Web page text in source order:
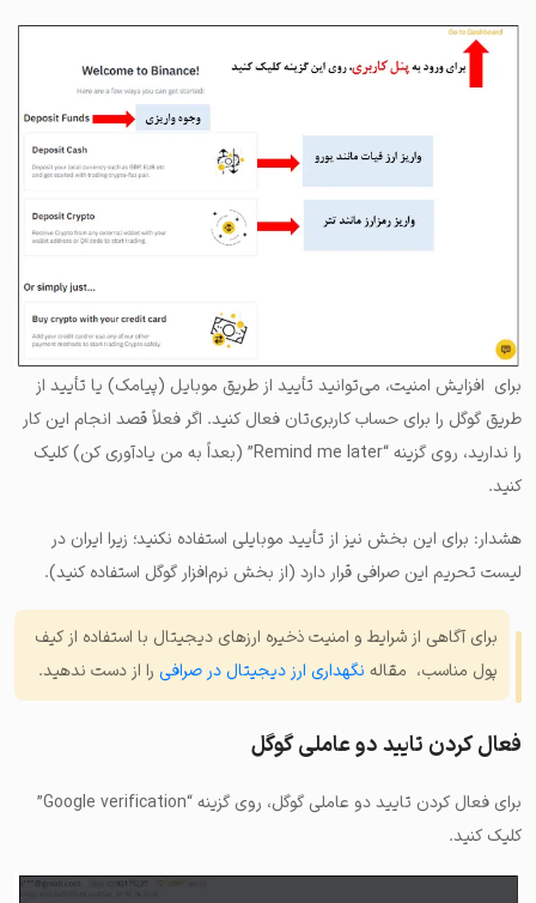
برای افزایش امنیت، می‌توانید تأیید از طریق موبایل (پیامک) یا تأیید از
طریق گوگل را برای حساب کاربری‌تان فعال کنید. اگر فعلاً قصد انجام این کار
را ندارید، روی گزینه “Remind me later” (بعداً به من یادآوری کن) کلیک
کنید.
هشدار: برای این بخش نیز از تأیید موبایلی استفاده نکنید؛ زیرا ایران در
لیست تحریم این صرافی قرار دارد (از بخش نرم‌افزار گوگل استفاده کنید).
برای آگاهی از شرایط و امنیت ذخیره ارزهای دیجیتال با استفاده از کیف
پول مناسب، مقاله نگهداری ارز دیجیتال در صرافی را از دست ندهید.
فعال کردن تایید دو عاملی گوگل
برای فعال کردن تایید دو عاملی گوگل، روی گزینه “Google verification”
کلیک کنید.